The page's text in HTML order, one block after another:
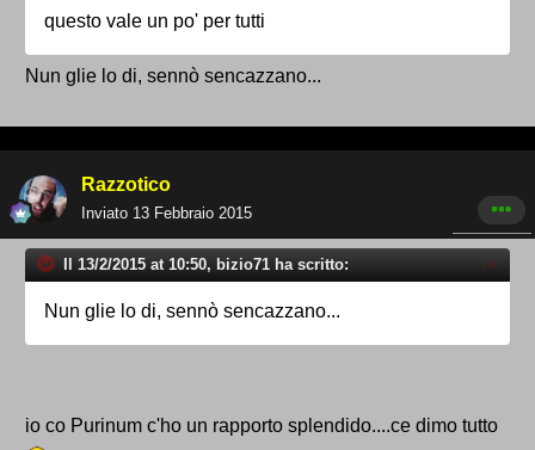
questo vale un po' per tutti
Nun glie lo di, sennò sencazzano...
Razzotico
Inviato 13 Febbraio 2015
Il 13/2/2015 at 10:50, bizio71 ha scritto:
Nun glie lo di, sennò sencazzano...
io co Purinum c'ho un rapporto splendido....ce dimo tutto